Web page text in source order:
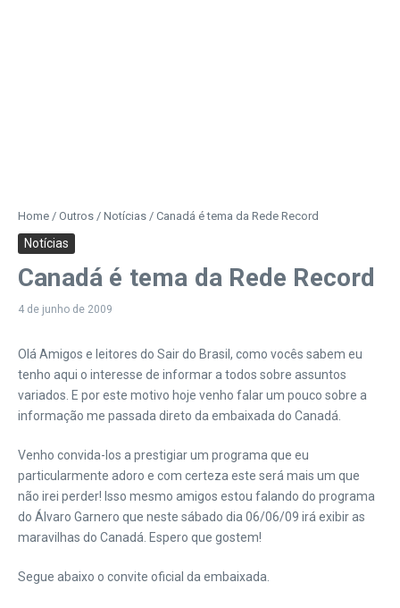
Home / Outros / Notícias / Canadá é tema da Rede Record
Notícias
Canadá é tema da Rede Record
4 de junho de 2009
Olá Amigos e leitores do Sair do Brasil, como vocês sabem eu
tenho aqui o interesse de informar a todos sobre assuntos
variados. E por este motivo hoje venho falar um pouco sobre a
informação me passada direto da embaixada do Canadá.
Venho convida-los a prestigiar um programa que eu
particularmente adoro e com certeza este será mais um que
não irei perder! Isso mesmo amigos estou falando do programa
do Álvaro Garnero que neste sábado dia 06/06/09 irá exibir as
maravilhas do Canadá. Espero que gostem!
Segue abaixo o convite oficial da embaixada.